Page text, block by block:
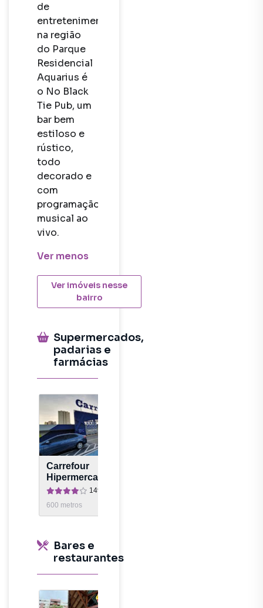
de
entretenimento
na região
do Parque
Residencial
Aquarius é
o No Black
Tie Pub, um
bar bem
estiloso e
rústico,
todo
decorado e
com
programação
musical ao
vivo.
Ver menos
Ver imóveis nesse
bairro
Supermercados,
padarias e
farmácias
Carrefour
Hipermercado São
José dos Campos
14996
600 metros
Bares e
restaurantes